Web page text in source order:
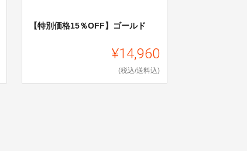
【特別価格15％OFF】ゴールド
¥14,960
(税込/送料込)